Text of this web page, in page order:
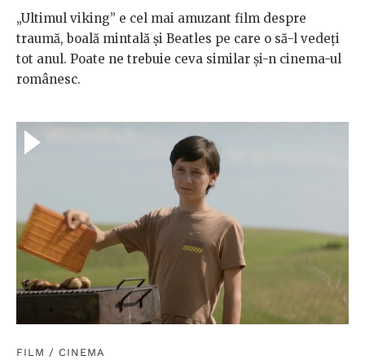
„Ultimul viking” e cel mai amuzant film despre
traumă, boală mintală și Beatles pe care o să-l vedeți
tot anul. Poate ne trebuie ceva similar și-n cinema-ul
românesc.
FILM / CINEMA